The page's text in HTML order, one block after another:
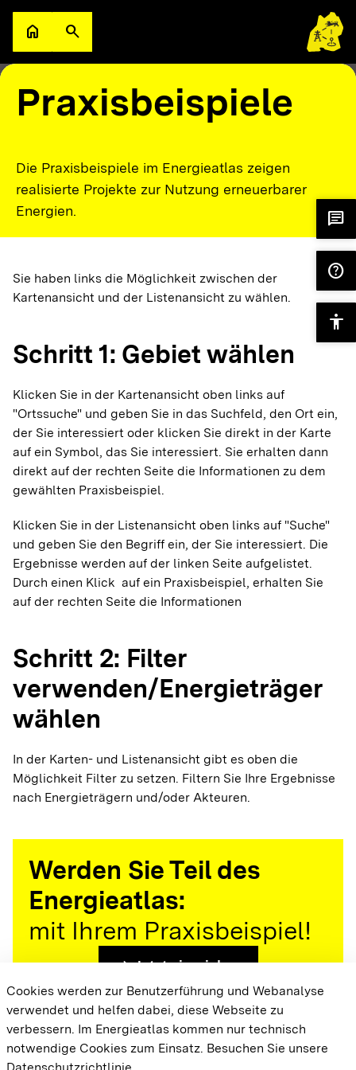
Zum Hauptinhalt springen
homeZur Startseite
searchSuche öffnen
Praxisbeispiele
Die Praxisbeispiele im Energieatlas zeigen
realisierte Projekte zur Nutzung erneuerbarer
Energien.
Sie haben links die Möglichkeit zwischen der
Kartenansicht und der Listenansicht zu wählen.
Schritt 1: Gebiet wählen
Klicken Sie in der Kartenansicht oben links auf
"Ortssuche" und geben Sie in das Suchfeld, den Ort ein,
der Sie interessiert oder klicken Sie direkt in der Karte
auf ein Symbol, das Sie interessiert. Sie erhalten dann
direkt auf der rechten Seite die Informationen zu dem
gewählten Praxisbeispiel.
Klicken Sie in der Listenansicht oben links auf "Suche"
und geben Sie den Begriff ein, der Sie interessiert. Die
Ergebnisse werden auf der linken Seite aufgelistet.
Durch einen Klick auf ein Praxisbeispiel, erhalten Sie
auf der rechten Seite die Informationen
Schritt 2: Filter
verwenden/Energieträger
wählen
In der Karten- und Listenansicht gibt es oben die
Möglichkeit Filter zu setzen. Filtern Sie Ihre Ergebnisse
nach Energieträgern und/oder Akteuren.
Werden Sie Teil des
Energieatlas:
mit Ihrem Praxisbeispiel!
arrow_forwardJetzt einreichen
{{#displayPraxisbeispielMap}} {{{body}}}
{{/displayPraxisbeispielMap}}
chat
help
accessibility
Cookies werden zur Benutzerführung und Webanalyse
verwendet und helfen dabei, diese Webseite zu
verbessern. Im Energieatlas kommen nur technisch
notwendige Cookies zum Einsatz. Besuchen Sie unsere